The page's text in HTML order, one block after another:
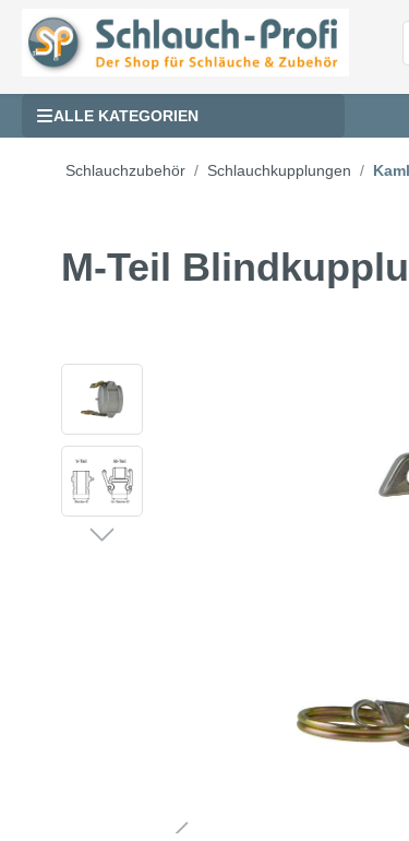
ALLE KATEGORIEN
Schlauchzubehör Schlauchkupplungen
M-Teil